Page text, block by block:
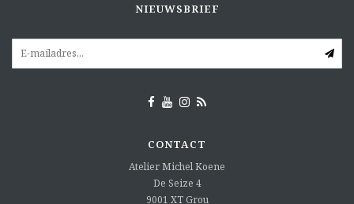
NIEUWSBRIEF
CONTACT
Atelier Michel Koene
De Seize 4
9001 XT Grou